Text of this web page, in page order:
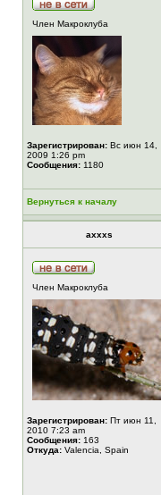
Член Макроклуба
Зарегистрирован: Вс июн 14,
2009 1:26 pm
Сообщения: 1180
Вернуться к началу
axxxs
Член Макроклуба
Зарегистрирован: Пт июн 11,
2010 7:23 am
Сообщения: 163
Откуда: Valencia, Spain